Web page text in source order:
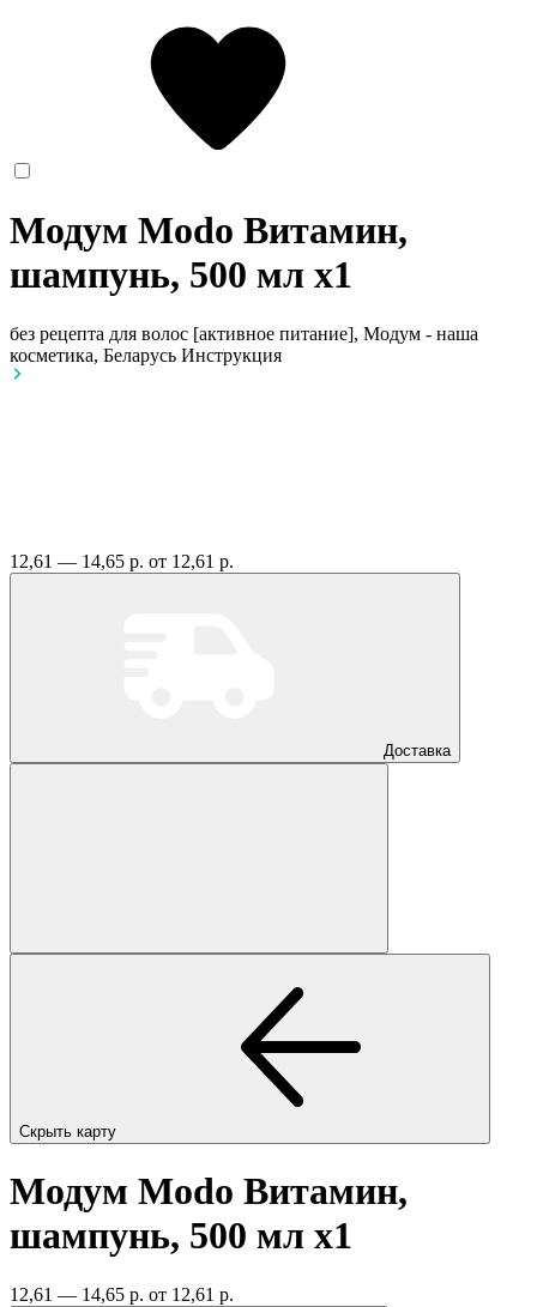
Модум Modo Витамин,
шампунь, 500 мл x1
без рецепта для волос [активное питание], Модум - наша
косметика, Беларусь Инструкция
12,61 — 14,65 р. от 12,61 р.
Доставка
Скрыть карту
Модум Modo Витамин,
шампунь, 500 мл x1
12,61 — 14,65 р. от 12,61 р.